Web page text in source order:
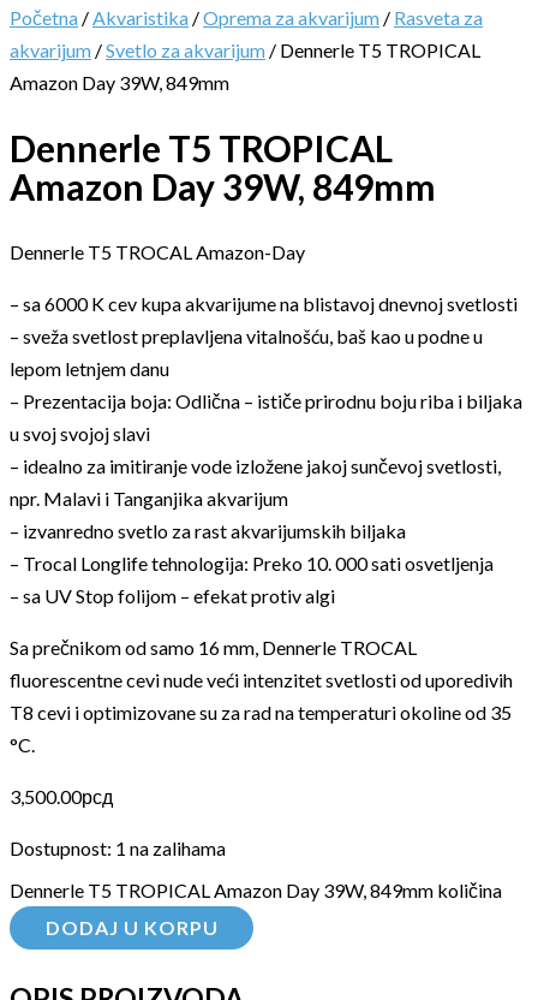
Početna /Akvaristika /Oprema za akvarijum / Rasveta za
akvarijum /Svetlo za akvarijum / Dennerle T5 TROPICAL
Amazon Day 39W, 849mm
Dennerle T5 TROPICAL
Amazon Day 39W, 849mm
Dennerle T5 TROCAL Amazon-Day
– sa 6000 K cev kupa akvarijume na blistavoj dnevnoj svetlosti
– sveža svetlost preplavljena vitalnošću, baš kao u podne u
lepom letnjem danu
– Prezentacija boja: Odlična – ističe prirodnu boju riba i biljaka
u svoj svojoj slavi
– idealno za imitiranje vode izložene jakoj sunčevoj svetlosti,
npr. Malavi i Tanganjika akvarijum
– izvanredno svetlo za rast akvarijumskih biljaka
– Trocal Longlife tehnologija: Preko 10. 000 sati osvetljenja
– sa UV Stop folijom – efekat protiv algi
Sa prečnikom od samo 16 mm, Dennerle TROCAL
fluorescentne cevi nude veći intenzitet svetlosti od uporedivih
T8 cevi i optimizovane su za rad na temperaturi okoline od 35
°C.
3,500.00рсд
Dostupnost: 1 na zalihama
Dennerle T5 TROPICAL Amazon Day 39W, 849mm količina
DODAJ U KORPU